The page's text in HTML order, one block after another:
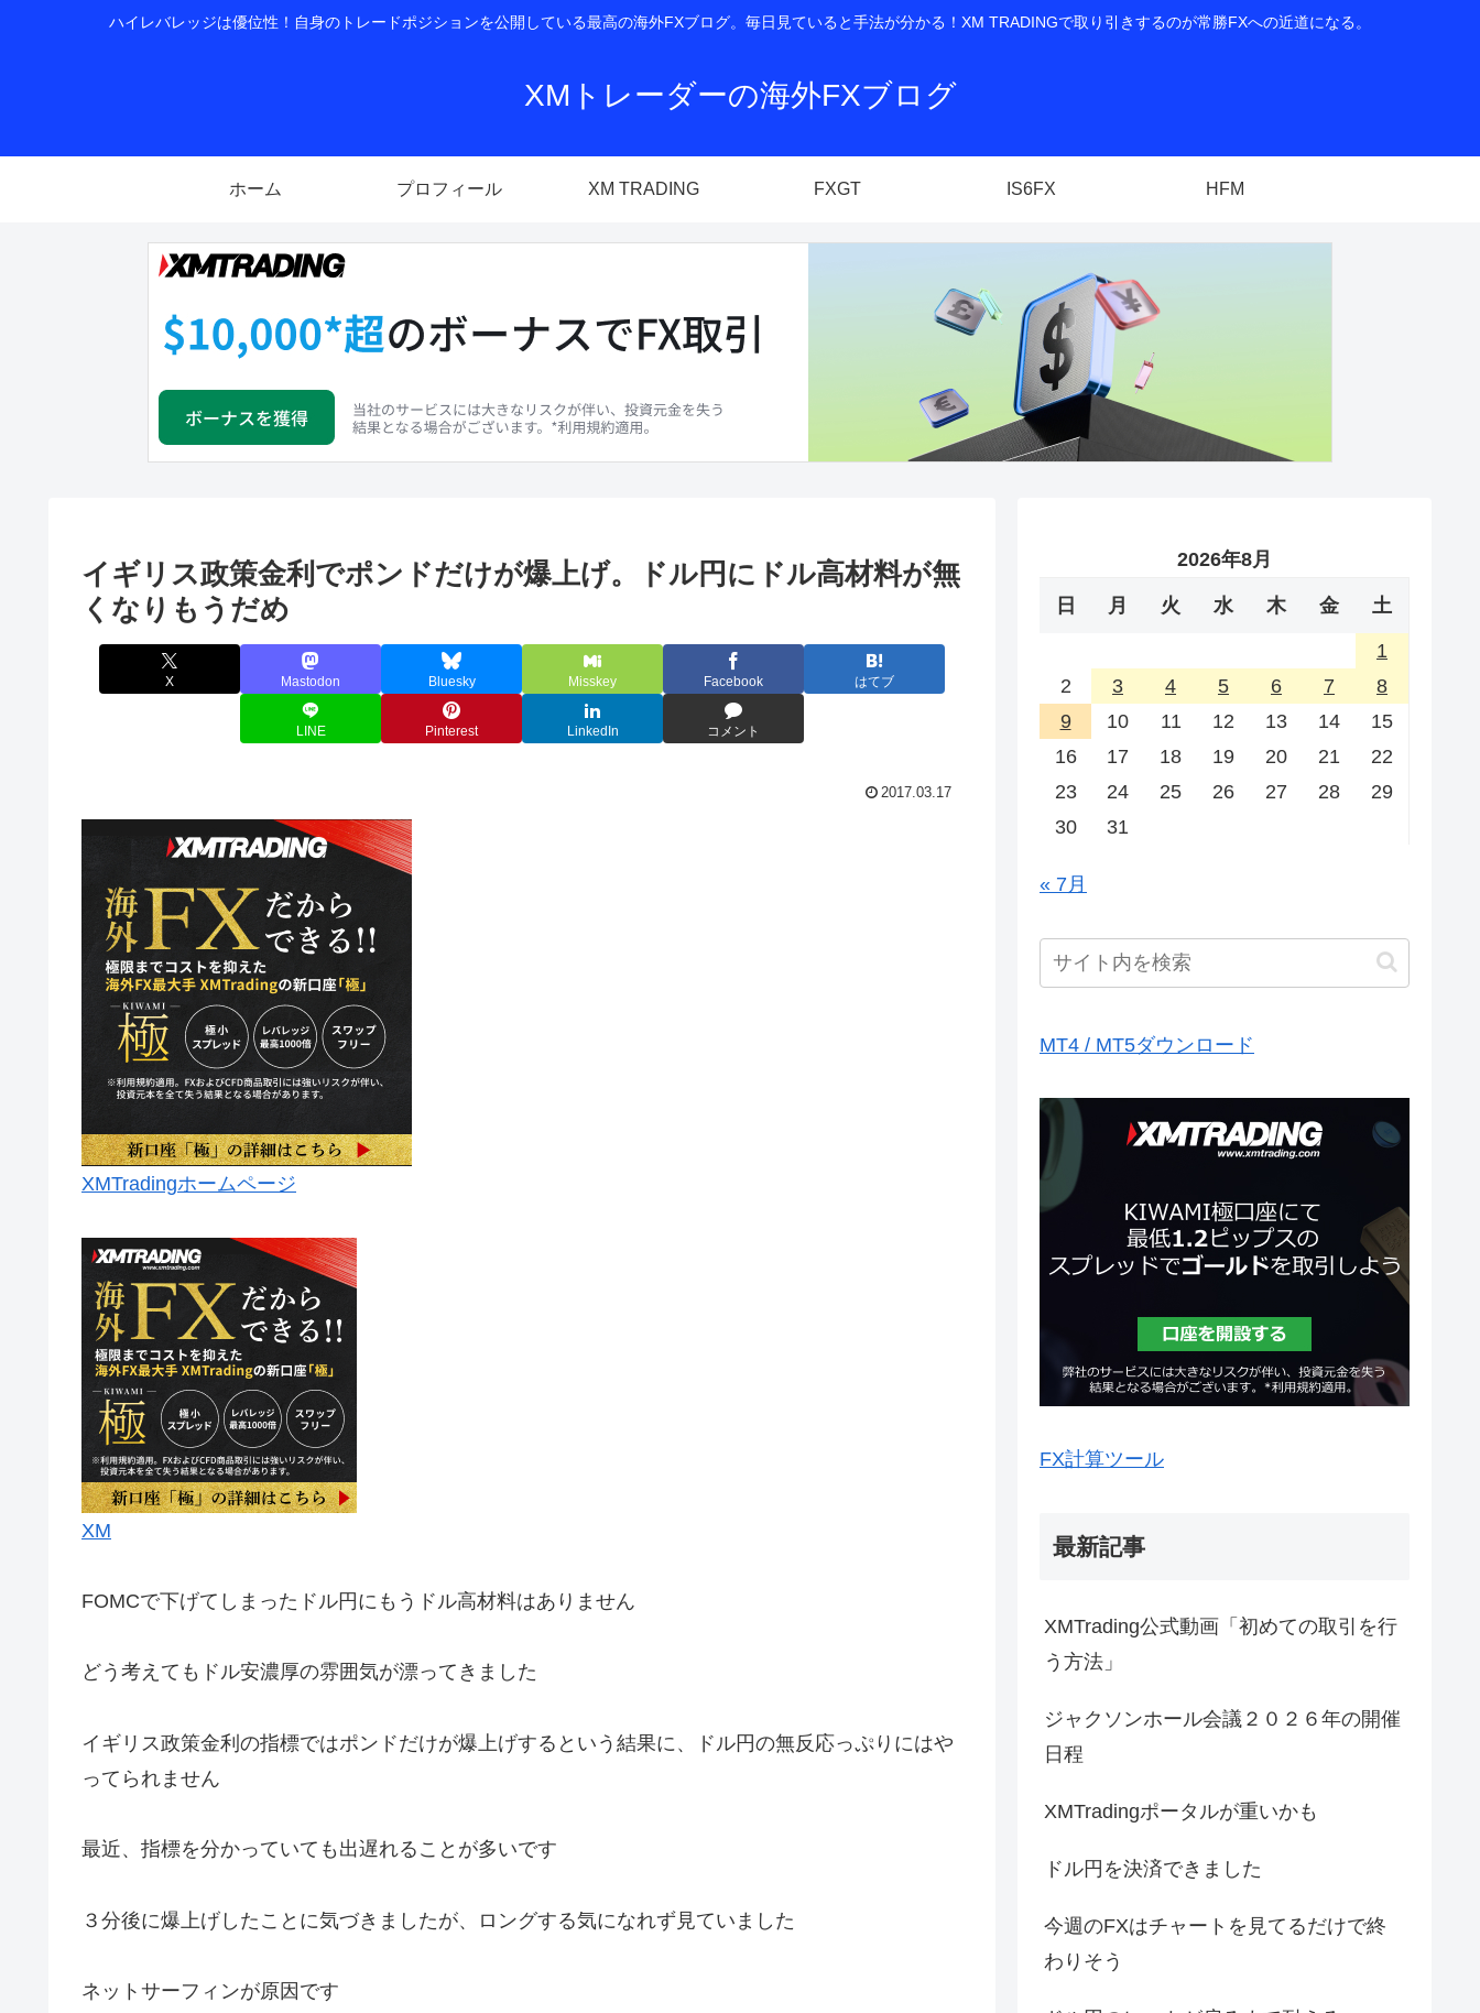
ハイレバレッジは優位性！自身のトレードポジションを公開している最高の海外FXブログ。毎日見ていると手法が分かる！XM TRADINGで取り引きするのが常勝FXへの近道になる。
XMトレーダーの海外FXブログ
ホーム プロフィール XM TRADING FXGT IS6FX HFM
イギリス政策金利でポンドだけが爆上げ。ドル円にドル高材料が無
くなりもうだめ
X Mastodon Bluesky Misskey Facebook はてブ
LINE Pinterest LinkedIn コメント
2017.03.17
XMTradingホームページ
XM
FOMCで下げてしまったドル円にもうドル高材料はありません
どう考えてもドル安濃厚の雰囲気が漂ってきました
イギリス政策金利の指標ではポンドだけが爆上げするという結果に、ドル円の無反応っぷりにはや
ってられません
最近、指標を分かっていても出遅れることが多いです
３分後に爆上げしたことに気づきましたが、ロングする気になれず見ていました
ネットサーフィンが原因です
2026年8月
日 月 火 水 木 金 土
1
2
3 4 5 6 7
8
9
10 11 12 13 14
15
16
17 18 19 20 21
22
23
24 25 26 27 28
29
30
31
« 7月
MT4 / MT5ダウンロード
FX計算ツール
最新記事
XMTrading公式動画「初めての取引を行
う方法」
ジャクソンホール会議２０２６年の開催
日程
XMTradingポータルが重いかも
ドル円を決済できました
今週のFXはチャートを見てるだけで終
わりそう